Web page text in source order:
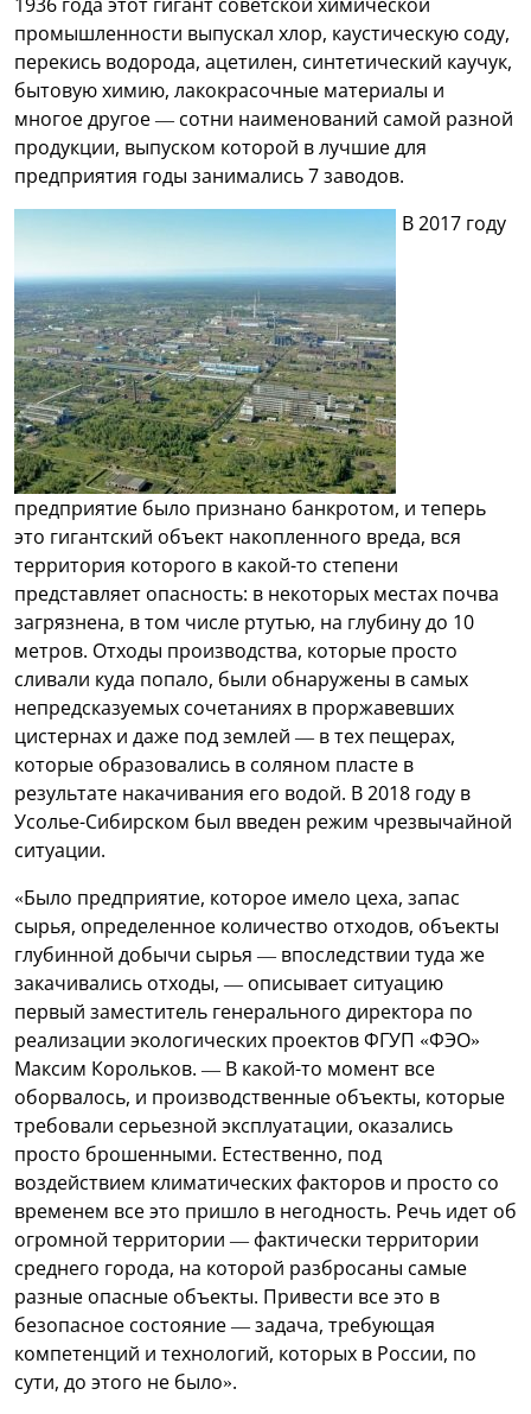
промышленности выпускал хлор, каустическую соду,
перекись водорода, ацетилен, синтетический каучук,
бытовую химию, лакокрасочные материалы и
многое другое — сотни наименований самой разной
продукции, выпуском которой в лучшие для
предприятия годы занимались 7 заводов.
В 2017 году
предприятие было признано банкротом, и теперь
это гигантский объект накопленного вреда, вся
территория которого в какой-то степени
представляет опасность: в некоторых местах почва
загрязнена, в том числе ртутью, на глубину до 10
метров. Отходы производства, которые просто
сливали куда попало, были обнаружены в самых
непредсказуемых сочетаниях в проржавевших
цистернах и даже под землей — в тех пещерах,
которые образовались в соляном пласте в
результате накачивания его водой. В 2018 году в
Усолье-Сибирском был введен режим чрезвычайной
ситуации.
«Было предприятие, которое имело цеха, запас
сырья, определенное количество отходов, объекты
глубинной добычи сырья — впоследствии туда же
закачивались отходы, — описывает ситуацию
первый заместитель генерального директора по
реализации экологических проектов ФГУП «ФЭО»
Максим Корольков. — В какой-то момент все
оборвалось, и производственные объекты, которые
требовали серьезной эксплуатации, оказались
просто брошенными. Естественно, под
воздействием климатических факторов и просто со
временем все это пришло в негодность. Речь идет об
огромной территории — фактически территории
среднего города, на которой разбросаны самые
разные опасные объекты. Привести все это в
безопасное состояние — задача, требующая
компетенций и технологий, которых в России, по
сути, до этого не было».